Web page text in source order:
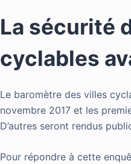
La sécurité
cyclables
Le baromètre des villes
novembre 2017 et les
D’autres seront rendus
Pour répondre à cette